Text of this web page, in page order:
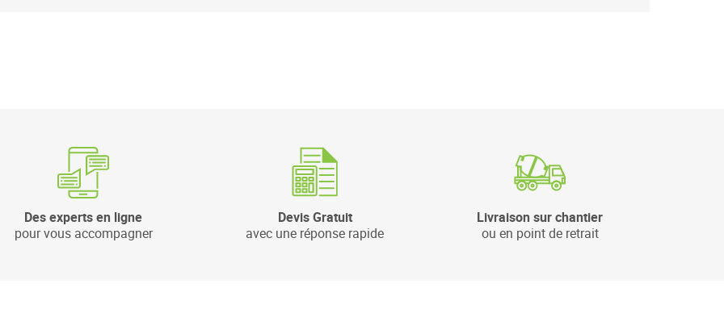
Des experts en ligne
pour vous accompagner
Devis Gratuit
avec une réponse rapide
Livraison sur chantier
ou en point de retrait